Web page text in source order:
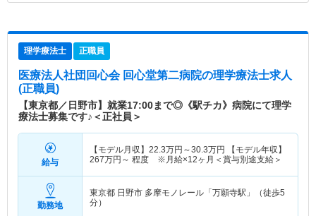
理学療法士 正職員
医療法人社団回心会 回心堂第二病院の理学療法士求人
(正職員)
【東京都／日野市】就業17:00まで◎《駅チカ》病院にて理学
療法士募集です♪＜正社員＞
給与
【モデル月収】 22.3万円～30.3万円
【モデル年収】
267万円～ 程度 ※月給×12ヶ月＜賞与別途支給＞
勤務地
東京都 日野市 多摩モノレール「万願寺駅」（徒歩5
分）